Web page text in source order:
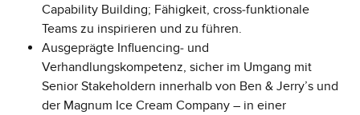
Capability Building; Fähigkeit, cross‑funktionale
Teams zu inspirieren und zu führen.
Ausgeprägte Influencing‑ und
Verhandlungskompetenz, sicher im Umgang mit
Senior Stakeholdern innerhalb von Ben & Jerry’s und
der Magnum Ice Cream Company – in einer